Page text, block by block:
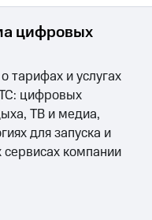
цифровых
тарифах и услугах
цифровых
ТВ и медиа,
для запуска и
компании